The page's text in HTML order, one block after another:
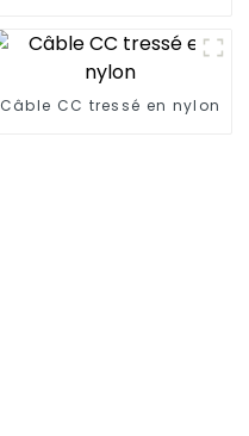
Câble CC tressé en nylon